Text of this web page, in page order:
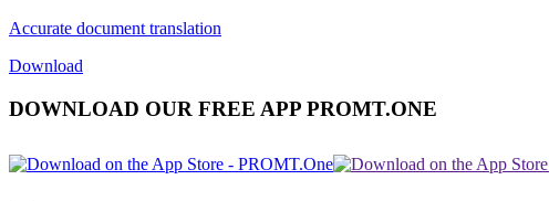
Accurate document translation
Download
DOWNLOAD OUR FREE APP PROMT.ONE